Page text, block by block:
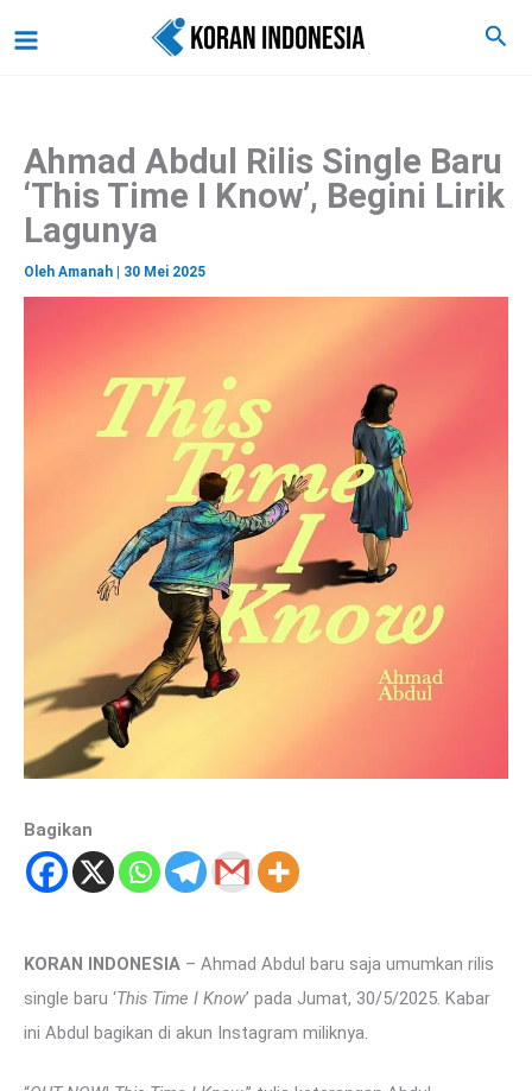
ke
Cari
Ahmad Abdul Rilis Single Baru
‘This Time I Know’, Begini Lirik
Lagunya
Oleh Amanah 30 Mei 2025
Bagikan
KORAN INDONESIA – Ahmad Abdul baru saja umumkan rilis
single baru ‘This Time I Know’ pada Jumat, 30/5/2025. Kabar
ini Abdul bagikan di akun Instagram miliknya.
a